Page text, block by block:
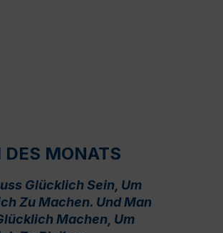
DES MONATS
Glücklich Sein, Um
Zu Machen. Und Man
Machen, Um